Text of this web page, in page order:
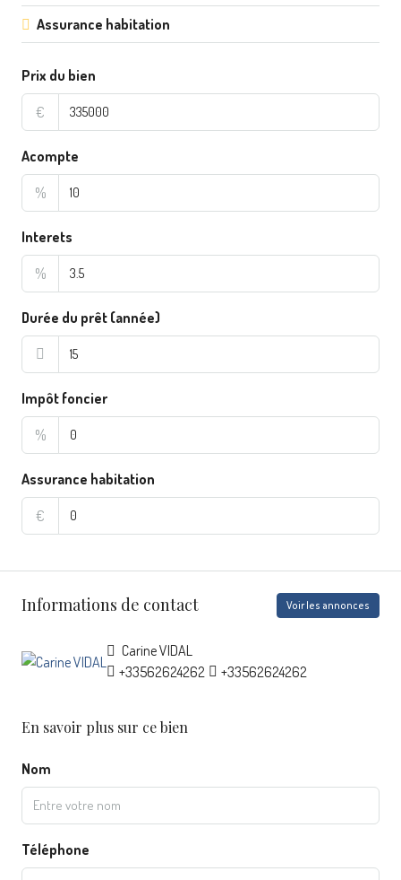
Assurance habitation
Prix du bien
€
Acompte
%
Interets
%
Durée du prêt (année)
Impôt foncier
%
Assurance habitation
€
Informations de contact Voir les annonces
Carine VIDAL
+33562624262
+33562624262
En savoir plus sur ce bien
Nom
Téléphone